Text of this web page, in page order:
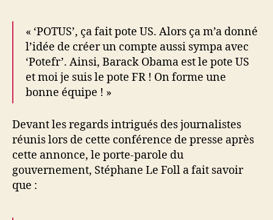
« ‘POTUS’, ça fait pote US. Alors ça m’a donné
l’idée de créer un compte aussi sympa avec
‘Potefr’. Ainsi, Barack Obama est le pote US
et moi je suis le pote FR ! On forme une
bonne équipe ! »
Devant les regards intrigués des journalistes
réunis lors de cette conférence de presse après
cette annonce, le porte-parole du
gouvernement, Stéphane Le Foll a fait savoir
que :